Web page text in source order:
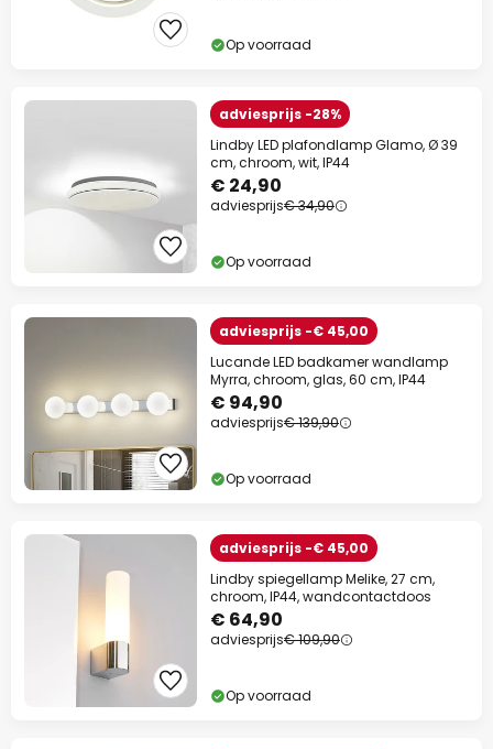
Op voorraad
adviesprijs -28%
Lindby LED plafondlamp Glamo, Ø 39
cm, chroom, wit, IP44
€ 24,90
adviesprijs€ 34,90
Op voorraad
adviesprijs -€ 45,00
Lucande LED badkamer wandlamp
Myrra, chroom, glas, 60 cm, IP44
€ 94,90
adviesprijs€ 139,90
Op voorraad
adviesprijs -€ 45,00
Lindby spiegellamp Melike, 27 cm,
chroom, IP44, wandcontactdoos
€ 64,90
adviesprijs€ 109,90
Op voorraad